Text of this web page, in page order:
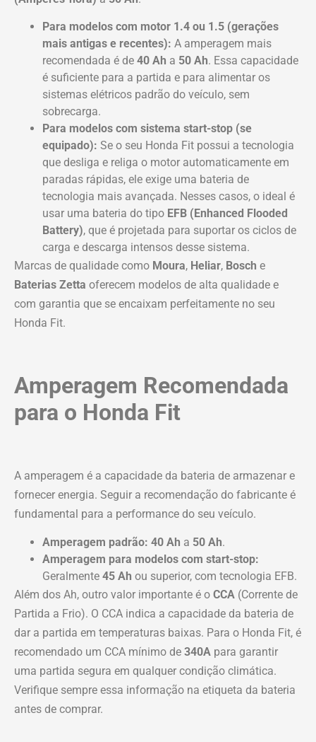
Para modelos com motor 1.4 ou 1.5 (gerações
mais antigas e recentes): A amperagem mais
recomendada é de 40 Ah a 50 Ah. Essa capacidade
é suficiente para a partida e para alimentar os
sistemas elétricos padrão do veículo, sem
sobrecarga.
Para modelos com sistema start-stop (se
equipado): Se o seu Honda Fit possui a tecnologia
que desliga e religa o motor automaticamente em
paradas rápidas, ele exige uma bateria de
tecnologia mais avançada. Nesses casos, o ideal é
usar uma bateria do tipo EFB (Enhanced Flooded
Battery), que é projetada para suportar os ciclos de
carga e descarga intensos desse sistema.
Marcas de qualidade como Moura, Heliar, Bosch e
Baterias Zetta oferecem modelos de alta qualidade e
com garantia que se encaixam perfeitamente no seu
Honda Fit.
Amperagem Recomendada
para o Honda Fit
A amperagem é a capacidade da bateria de armazenar e
fornecer energia. Seguir a recomendação do fabricante é
fundamental para a performance do seu veículo.
Amperagem padrão: 40 Ah a 50 Ah.
Amperagem para modelos com start-stop:
Geralmente 45 Ah ou superior, com tecnologia EFB.
Além dos Ah, outro valor importante é o CCA (Corrente de
Partida a Frio). O CCA indica a capacidade da bateria de
dar a partida em temperaturas baixas. Para o Honda Fit, é
recomendado um CCA mínimo de 340A para garantir
uma partida segura em qualquer condição climática.
Verifique sempre essa informação na etiqueta da bateria
antes de comprar.